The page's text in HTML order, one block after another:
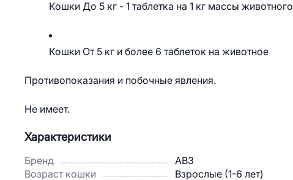
Кошки До 5 кг - 1 таблетка на 1 кг массы животного
Кошки От 5 кг и более 6 таблеток на животное
Противопоказания и побочные явления.
Не имеет.
Характеристики
Бренд
АВЗ
Возраст кошки
Взрослые (1-6 лет)